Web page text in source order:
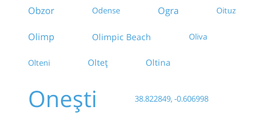
Obzor Odense Ogra Oituz
Olimp Olimpic Beach Oliva
Olteni Olteț Oltina
Onești 38.822849, -0.606998